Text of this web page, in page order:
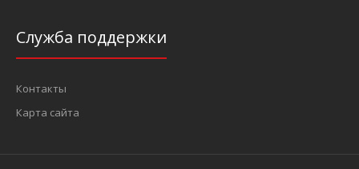
Служба поддержки
Контакты
Карта сайта